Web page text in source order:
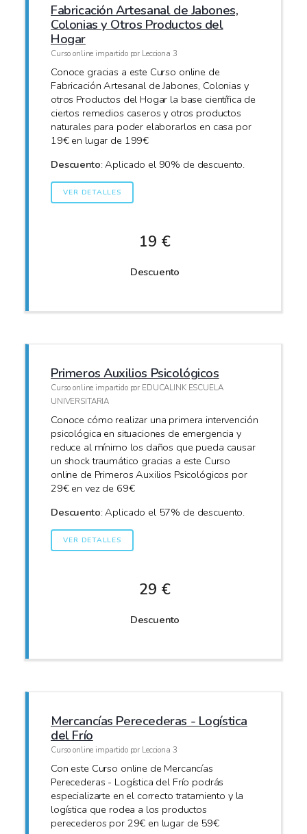
Fabricación Artesanal de Jabones,
Colonias y Otros Productos del
Hogar
Curso online impartido por Lecciona 3
Conoce gracias a este Curso online de
Fabricación Artesanal de Jabones, Colonias y
otros Productos del Hogar la base científica de
ciertos remedios caseros y otros productos
naturales para poder elaborarlos en casa por
19€ en lugar de 199€
Descuento: Aplicado el 90% de descuento.
VER DETALLES
19 €
Descuento
Primeros Auxilios Psicológicos
Curso online impartido por EDUCALINK ESCUELA
UNIVERSITARIA
Conoce cómo realizar una primera intervención
psicológica en situaciones de emergencia y
reduce al mínimo los daños que pueda causar
un shock traumático gracias a este Curso
online de Primeros Auxilios Psicológicos por
29€ en vez de 69€
Descuento: Aplicado el 57% de descuento.
VER DETALLES
29 €
Descuento
Mercancías Perecederas - Logística
del Frío
Curso online impartido por Lecciona 3
Con este Curso online de Mercancías
Perecederas - Logística del Frío podrás
especializarte en el correcto tratamiento y la
logística que rodea a los productos
perecederos por 29€ en lugar de 59€